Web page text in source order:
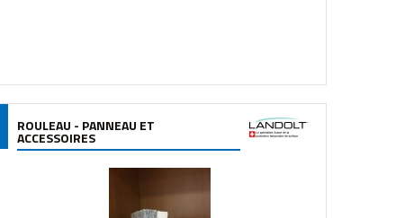
ROULEAU - PANNEAU ET
ACCESSOIRES